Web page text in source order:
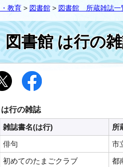
教育> 図書館> 図書館 所蔵雑誌一
図書館 は行の
は行の雑誌
雑誌書名(は行)
所
俳句
市
初めてのたまごクラブ
都